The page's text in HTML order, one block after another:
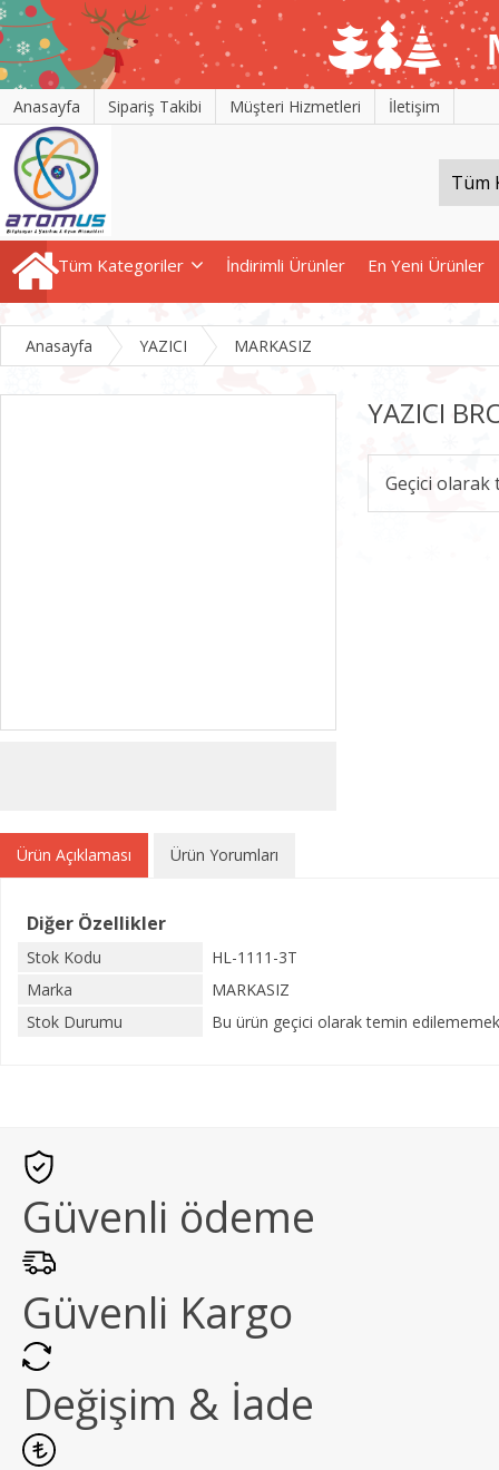
Anasayfa Sipariş Takibi Müşteri Hizmetleri İletişim
Tüm Kategoriler İndirimli Ürünler En Yeni Ürünler
Anasayfa YAZICI MARKASIZ
YAZICI
Geçici
Ürün Açıklaması Ürün Yorumları
Diğer Özellikler
Stok Kodu
HL-1111-3T
Marka
MARKASIZ
Stok Durumu
Bu ürün geçici olarak temin
Güvenli ödeme
Güvenli Kargo
Değişim & İade